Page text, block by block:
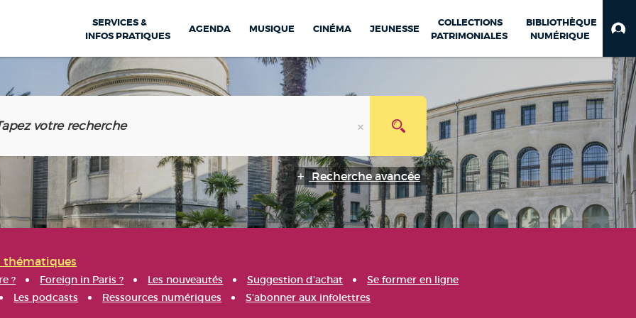
SERVICES &
INFOS PRATIQUES
AGENDA MUSIQUE CINÉMA JEUNESSE
COLLECTIONS
PATRIMONIALES
BIBLIOTHÈQUE
NUMÉRIQUE
Recherche avancée
thématiques
? Foreign in Paris ? Les nouveautés Suggestion d'achat
Se former en ligne
Les podcasts Ressources numériques S'abonner aux infolettres